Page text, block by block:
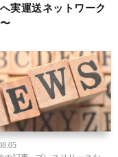
実運送ネットワーク